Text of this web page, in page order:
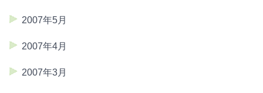
2007年5月
2007年4月
2007年3月